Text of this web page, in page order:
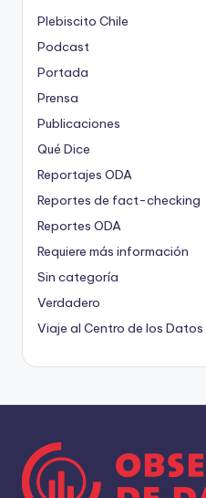
Plebiscito Chile
Podcast
Portada
Prensa
Publicaciones
Qué Dice
Reportajes ODA
Reportes de fact-checking
Reportes ODA
Requiere más información
Sin categoría
Verdadero
Viaje al Centro de los Datos